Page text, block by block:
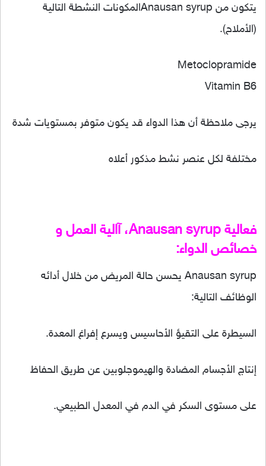
يتكون من Anausan syrupالمكونات النشطة التالية
(الأملاح).
Metoclopramide
Vitamin B6
يرجى ملاحظة أن هذا الدواء قد يكون متوفر بمستويات شدة
مختلفة لكل عنصر نشط مذكور أعلاه
فعالية Anausan syrup، آالية العمل و
خصائص الدواء:
Anausan syrup يحسن حالة المريض من خلال أدائه
الوظائف التالية:
السيطرة على التقيؤ الأحاسيس ويسرع إفراغ المعدة.
إنتاج الأجسام المضادة والهيموجلوبين عن طريق الحفاظ
على مستوى السكر في الدم في المعدل الطبيعي.